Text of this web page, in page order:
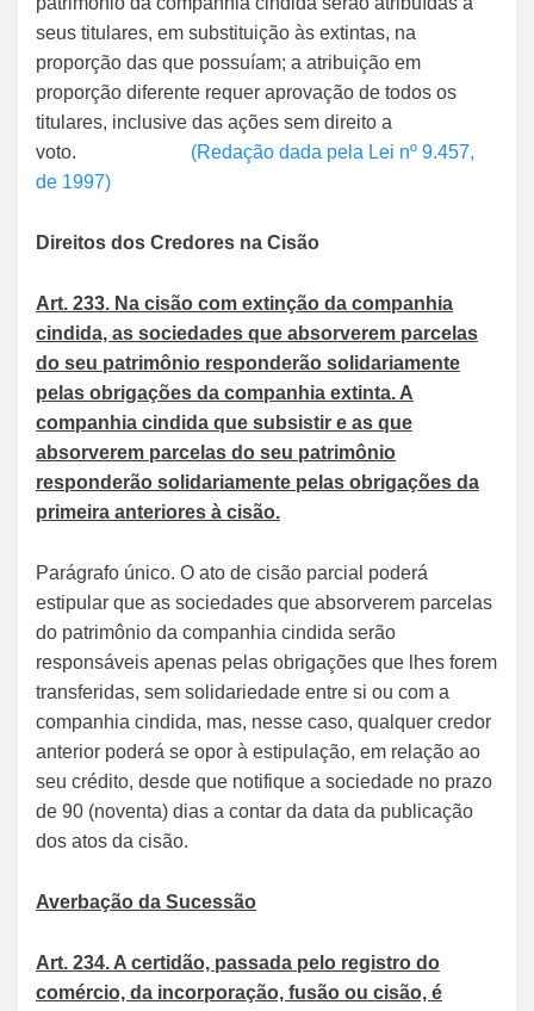
seus titulares, em substituição às extintas, na
proporção das que possuíam; a atribuição em
proporção diferente requer aprovação de todos os
titulares, inclusive das ações sem direito a
voto. (Redação dada pela Lei nº 9.457,
de 1997)
Direitos dos Credores na Cisão
Art. 233. Na cisão com extinção da companhia
cindida, as sociedades que absorverem parcelas
do seu patrimônio responderão solidariamente
pelas obrigações da companhia extinta. A
companhia cindida que subsistir e as que
absorverem parcelas do seu patrimônio
responderão solidariamente pelas obrigações da
primeira anteriores à cisão.
Parágrafo único. O ato de cisão parcial poderá
estipular que as sociedades que absorverem parcelas
do patrimônio da companhia cindida serão
responsáveis apenas pelas obrigações que lhes forem
transferidas, sem solidariedade entre si ou com a
companhia cindida, mas, nesse caso, qualquer credor
anterior poderá se opor à estipulação, em relação ao
seu crédito, desde que notifique a sociedade no prazo
de 90 (noventa) dias a contar da data da publicação
dos atos da cisão.
Averbação da Sucessão
Art. 234. A certidão, passada pelo registro do
comércio, da incorporação, fusão ou cisão, é